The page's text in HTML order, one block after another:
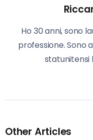
Ho 30 anni, sono
professione. Sono
statunitensi
Other Articles